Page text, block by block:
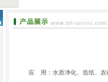
应 用：水质净化、造纸、农